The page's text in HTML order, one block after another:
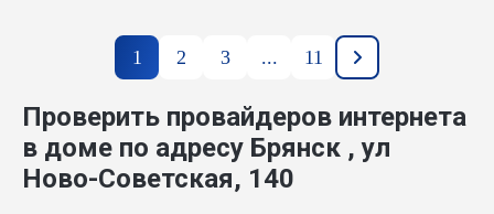
1 2 3 ... 11
Проверить провайдеров интернета
в доме по адресу Брянск , ул
Ново-Советская, 140